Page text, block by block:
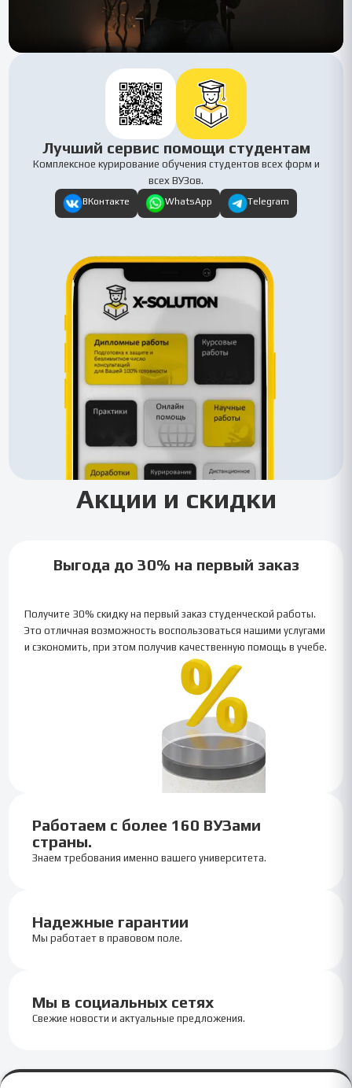
Лучший сервис помощи студентам
Комплексное курирование обучения студентов всех форм и
всех ВУЗов.
ВКонтакте WhatsApp Telegram
Акции и скидки
Выгода до 30% на первый заказ
Получите 30% скидку на первый заказ студенческой работы.
Это отличная возможность воспользоваться нашими услугами
и сэкономить, при этом получив качественную помощь в учебе.
Работаем с более 160 ВУЗами
страны.
Знаем требования именно вашего университета.
Надежные гарантии
Мы работает в правовом поле.
Мы в социальных сетях
Свежие новости и актуальные предложения.